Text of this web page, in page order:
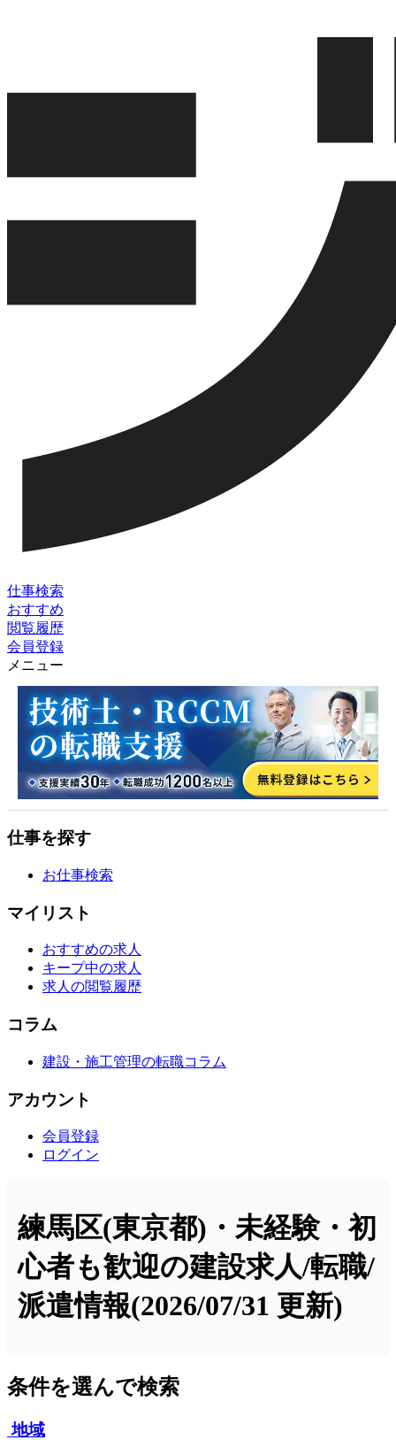
仕事検索
おすすめ
閲覧履歴
会員登録
メニュー
仕事を探す
お仕事検索
マイリスト
おすすめの求人
キープ中の求人
求人の閲覧履歴
コラム
建設・施工管理の転職コラム
アカウント
会員登録
ログイン
練馬区(東京都)・未経験・初
心者も歓迎の建設求人/転職/
派遣情報(2026/07/31 更新)
条件を選んで検索
地域